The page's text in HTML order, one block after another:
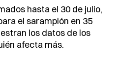
hasta el 30 de julio,
el sarampión en 35
los datos de los
afecta más.